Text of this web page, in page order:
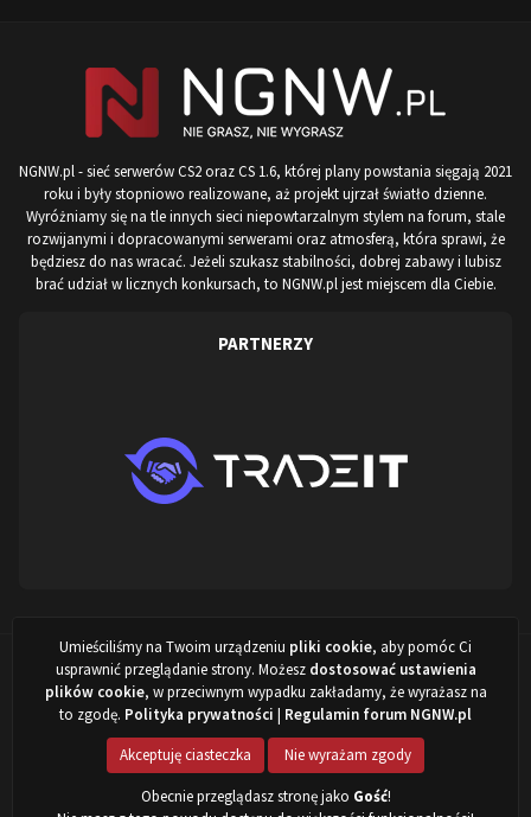
NGNW.pl - sieć serwerów CS2 oraz CS 1.6, której plany powstania sięgają 2021
roku i były stopniowo realizowane, aż projekt ujrzał światło dzienne.
Wyróżniamy się na tle innych sieci niepowtarzalnym stylem na forum, stale
rozwijanymi i dopracowanymi serwerami oraz atmosferą, która sprawi, że
będziesz do nas wracać. Jeżeli szukasz stabilności, dobrej zabawy i lubisz
brać udział w licznych konkursach, to NGNW.pl jest miejscem dla Ciebie.
PARTNERZY
Projekt stworzony przez:ARISovsky,NewITVision.pl&NGNW.pl
2022 - 2026
Powered by Invision Community
Umieściliśmy na Twoim urządzeniu pliki cookie, aby pomóc Ci
usprawnić przeglądanie strony. Możesz dostosować ustawienia
plików cookie, w przeciwnym wypadku zakładamy, że wyrażasz na
to zgodę. Polityka prywatności | Regulamin forum NGNW.pl
Akceptuję ciasteczka
Nie wyrażam zgody
Obecnie przeglądasz stronę jako Gość!